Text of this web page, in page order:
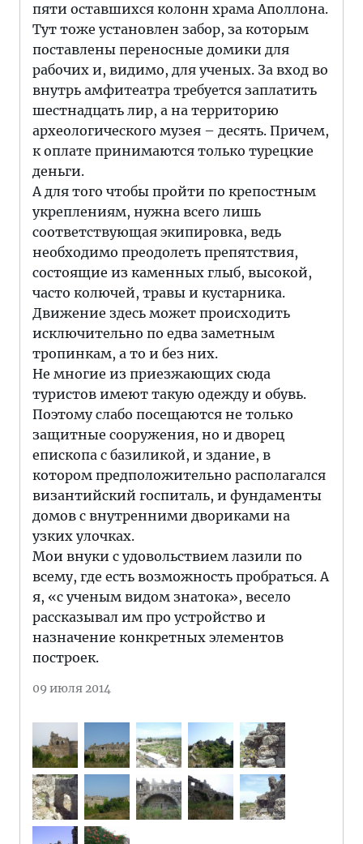
пяти оставшихся колонн храма Аполлона.
Тут тоже установлен забор, за которым
поставлены переносные домики для
рабочих и, видимо, для ученых. За вход во
внутрь амфитеатра требуется заплатить
шестнадцать лир, а на территорию
археологического музея – десять. Причем,
к оплате принимаются только турецкие
деньги.
А для того чтобы пройти по крепостным
укреплениям, нужна всего лишь
соответствующая экипировка, ведь
необходимо преодолеть препятствия,
состоящие из каменных глыб, высокой,
часто колючей, травы и кустарника.
Движение здесь может происходить
исключительно по едва заметным
тропинкам, а то и без них.
Не многие из приезжающих сюда
туристов имеют такую одежду и обувь.
Поэтому слабо посещаются не только
защитные сооружения, но и дворец
епископа с базиликой, и здание, в
котором предположительно располагался
византийский госпиталь, и фундаменты
домов с внутренними двориками на
узких улочках.
Мои внуки с удовольствием лазили по
всему, где есть возможность пробраться. А
я, «с ученым видом знатока», весело
рассказывал им про устройство и
назначение конкретных элементов
построек.
09 июля 2014